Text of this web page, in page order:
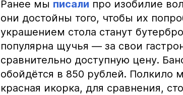
Ранее мы писали про изобилие
они достойны того, чтобы их
украшением стола станут
популярна щучья — за свои
сравнительно доступную цену.
обойдётся в 850 рублей. Полкило
красная икорка, для сравнения,